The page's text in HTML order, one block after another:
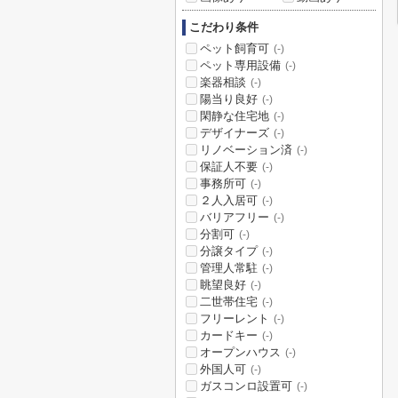
こだわり条件
ペット飼育可 (-)
ペット専用設備 (-)
楽器相談 (-)
陽当り良好 (-)
閑静な住宅地 (-)
デザイナーズ (-)
リノベーション済 (-)
保証人不要 (-)
事務所可 (-)
２人入居可 (-)
バリアフリー (-)
分割可 (-)
分譲タイプ (-)
管理人常駐 (-)
眺望良好 (-)
二世帯住宅 (-)
フリーレント (-)
カードキー (-)
オープンハウス (-)
外国人可 (-)
ガスコンロ設置可 (-)